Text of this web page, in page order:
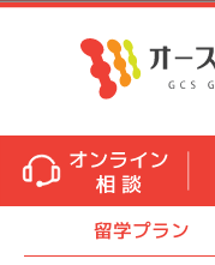
留学プラン